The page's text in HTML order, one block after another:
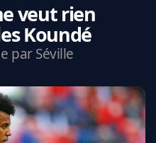
veut rien
Koundé
par Séville